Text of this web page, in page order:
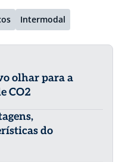
Intermodal
olhar para a
CO2
do